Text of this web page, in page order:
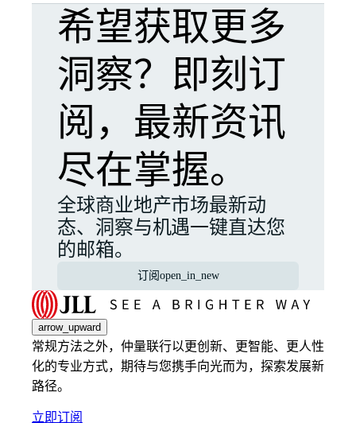
希望获取更多
洞察？即刻订
阅，最新资讯
尽在掌握。
全球商业地产市场最新动
态、洞察与机遇一键直达您
的邮箱。
订阅 open_in_new
arrow_upward
常规方法之外，仲量联行以更创新、更智能、更人性
化的专业方式，期待与您携手向光而为，探索发展新
路径。
立即订阅